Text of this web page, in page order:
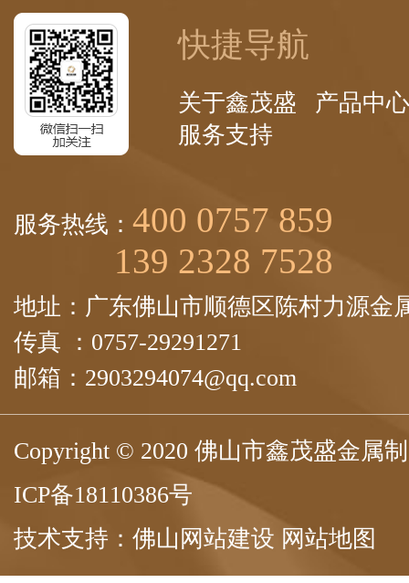
快捷导航
关于鑫茂盛
产品中心
服务支持
服务热线： 400 0757 859
139 2328 7528
地址：广东佛山市顺德区陈村力源金
传真 ：0757-29291271
邮箱：2903294074@qq.com
Copyright © 2020 佛山市鑫茂盛金属
ICP备18110386号
技术支持： 佛山网站建设 网站地图